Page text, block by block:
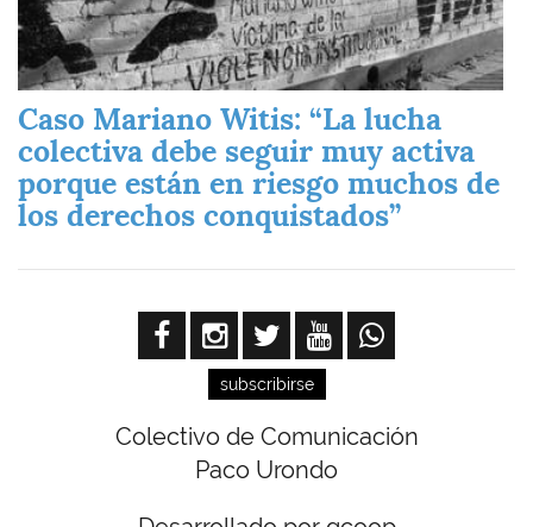
Caso Mariano Witis: “La lucha
colectiva debe seguir muy activa
porque están en riesgo muchos de
los derechos conquistados”
subscribirse
Colectivo de Comunicación
Paco Urondo